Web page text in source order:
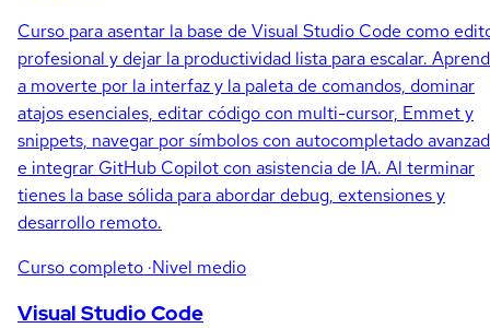
Curso para asentar la base de Visual Studio Code como
profesional y dejar la productividad lista para escalar.
a moverte por la interfaz y la paleta de comandos, dominar
atajos esenciales, editar código con multi-cursor, Emmet y
snippets, navegar por símbolos con autocompletado
e integrar GitHub Copilot con asistencia de IA. Al terminar
tienes la base sólida para abordar debug, extensiones y
desarrollo remoto.
Curso completo ·Nivel medio
Visual Studio Code